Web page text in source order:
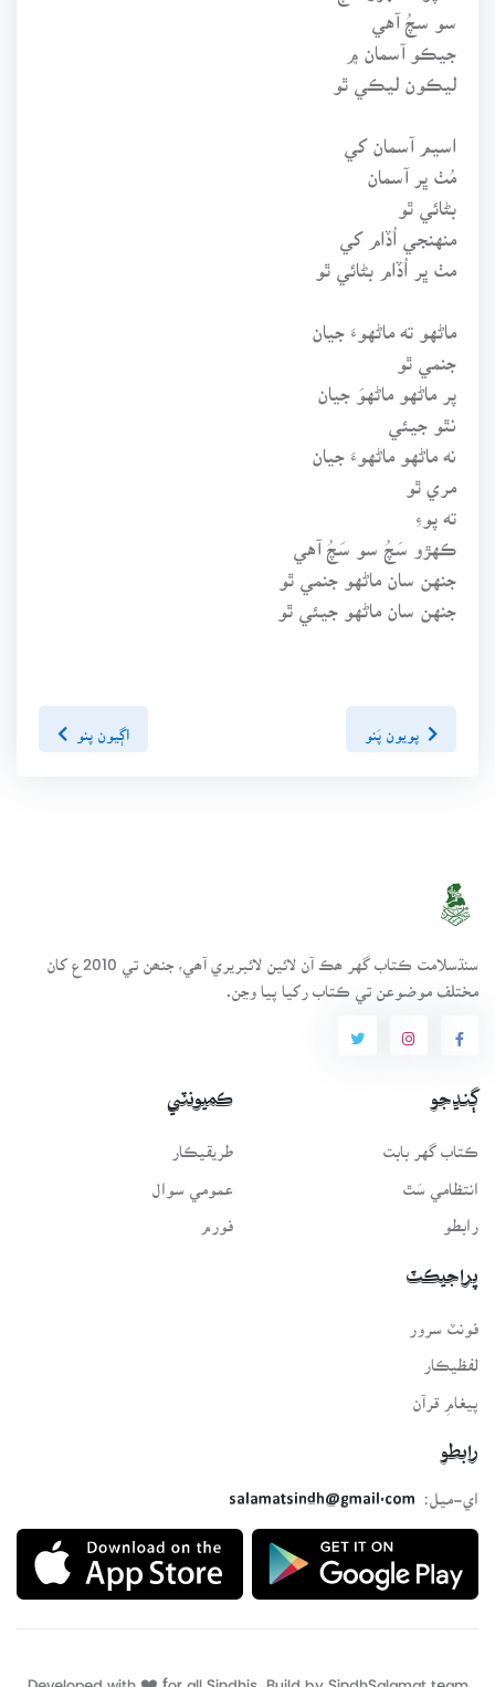
سو سچُ آهي
جيڪو آسمان ۾
ليڪون ليڪي ٿو
اسيم آسمان کي
مُٺ ڀر آسمان
بڻائي ٿو
منهنجي اُڏام کي
مٺ ڀر اُڏام بڻائي ٿو
ماڻهو ته ماڻهوءَ جيان
جنمي ٿو
پر ماڻهو ماڻهوَ جيان
نه ماڻهو ماڻهوءَ جيان
مري ٿو
ڪهڙو سَچُ سو سَچُ آهي
جنهن سان ماڻهو جنمي ٿو
جنهن سان ماڻهو جيئي ٿو
پويون پَنو اڳيون پنو
سنڌسلامت ڪتاب گهر ھڪ آن لائين لائبريري آھي، جنھن تي 2010ع کان
مختلف موضوعن تي ڪتاب رکيا پيا وڃن.
ڳنڍجو
ڪتاب گهر بابت
انتظامي سَٿ
رابطو
ڪميونٽي
طريقيڪار
عمومي سوال
فورم
پراجيڪٽ
لفظيڪار
پيغامِ قرآن
رابطو
اي-ميل:
salamatsindh@gmail.com
Developed with ❤️ for all Sindhis. Build by